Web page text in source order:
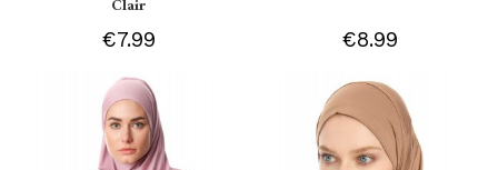
Clair
€7.99 €8.99